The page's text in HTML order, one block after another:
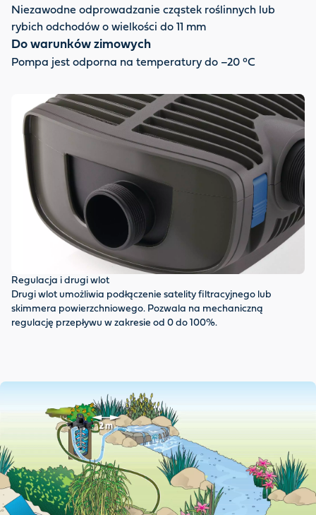
Niezawodne odprowadzanie cząstek roślinnych lub
rybich odchodów o wielkości do 11 mm
Do warunków zimowych
Pompa jest odporna na temperatury do –20 °C
Regulacja i drugi wlot
Drugi wlot umożliwia podłączenie satelity filtracyjnego lub
skimmera powierzchniowego. Pozwala na mechaniczną
regulację przepływu w zakresie od 0 do 100%.